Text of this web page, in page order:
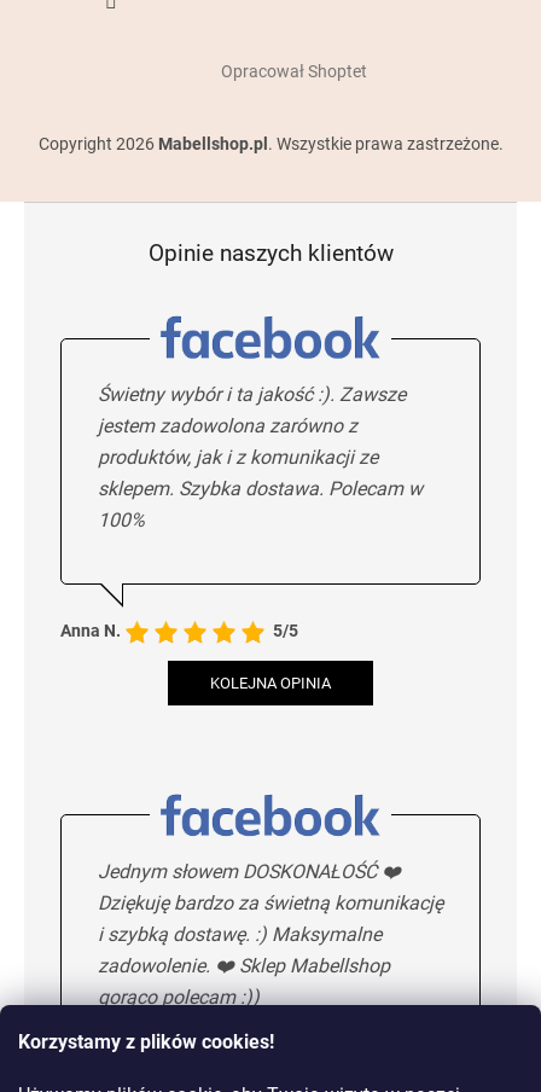
Korzystamy z plików cookies!
Opracował Shoptet
Copyright 2026 Mabellshop.pl . Wszystkie prawa zastrzeżone.
Opinie naszych klientów
Świetny wybór i ta jakość :). Zawsze
jestem zadowolona zarówno z
produktów, jak i z komunikacji ze
sklepem. Szybka dostawa. Polecam w
100%
Anna N. 5/5
KOLEJNA OPINIA
Jednym słowem DOSKONAŁOŚĆ ❤️
Dziękuję bardzo za świetną komunikację
i szybką dostawę. :) Maksymalne
zadowolenie. ❤️ Sklep Mabellshop
gorąco polecam :))